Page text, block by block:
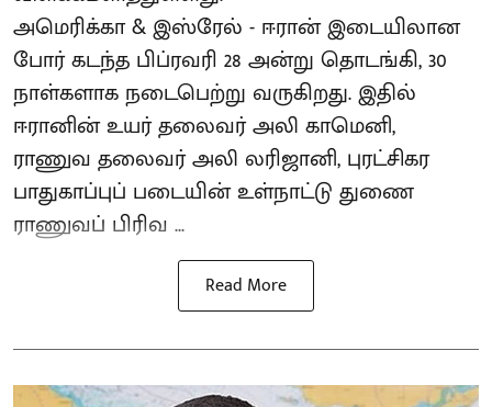
அமெரிக்கா & இஸ்ரேல் - ஈரான் இடையிலான
போர் கடந்த பிப்ரவரி 28 அன்று தொடங்கி, 30
நாள்களாக நடைபெற்று வருகிறது. இதில்
ஈரானின் உயர் தலைவர் அலி காமெனி,
ராணுவ தலைவர் அலி லரிஜானி, புரட்சிகர
பாதுகாப்புப் படையின் உள்நாட்டு துணை
ராணுவப் பிரிவ ...
Read More